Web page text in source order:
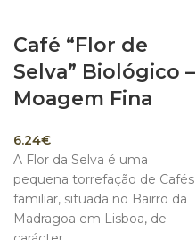
Café “Flor de
Selva” Biológico –
Moagem Fina
6.24€
A Flor da Selva é uma
pequena torrefação de Cafés
familiar, situada no Bairro da
Madragoa em Lisboa, de